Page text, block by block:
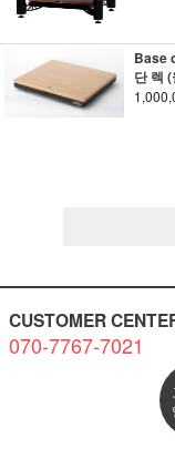
Base
단 렉
CUSTOMER
070-7767-7021